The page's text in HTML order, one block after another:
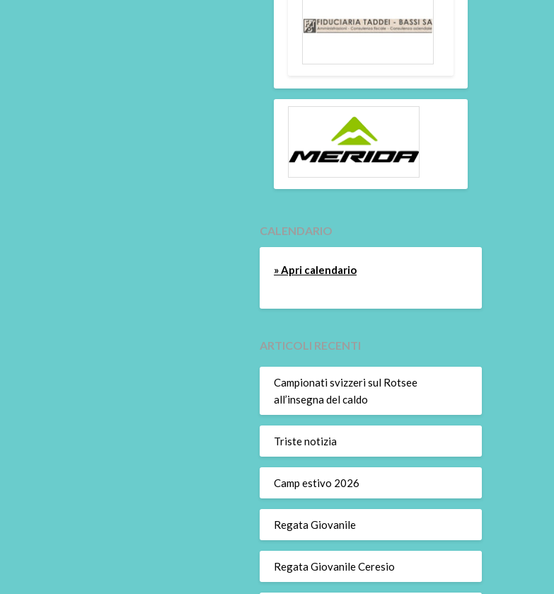
CALENDARIO
» Apri calendario
ARTICOLI RECENTI
Campionati svizzeri sul Rotsee
all’insegna del caldo
Triste notizia
Camp estivo 2026
Regata Giovanile
Regata Giovanile Ceresio